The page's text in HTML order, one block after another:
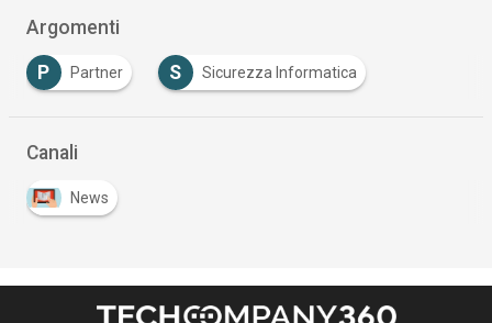
Argomenti
P Partner S Sicurezza Informatica
Canali
News